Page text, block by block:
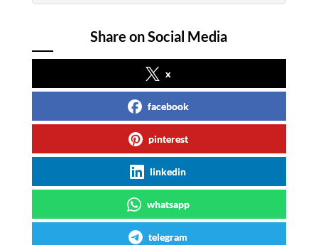
Share on Social Media
x
facebook
pinterest
linkedin
whatsapp
telegram